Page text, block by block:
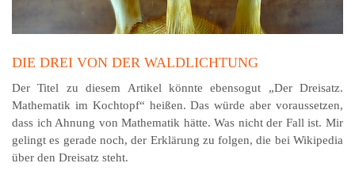
DIE DREI VON DER WALDLICHTUNG
Der Titel zu diesem Artikel könnte ebensogut „Der Dreisatz.
Mathematik im Kochtopf“ heißen. Das würde aber voraussetzen,
dass ich Ahnung von Mathematik hätte. Was nicht der Fall ist. Mir
gelingt es gerade noch, der Erklärung zu folgen, die bei Wikipedia
über den Dreisatz steht.